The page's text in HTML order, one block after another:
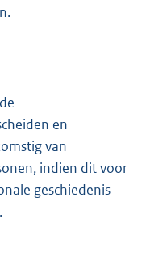
en
van
indien dit voor
geschiedenis